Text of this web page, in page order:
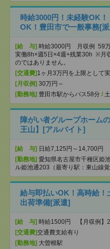
時給3000円！未経験OK
OK！豊田市で一般事務[
[給 与] 時給3000円 月収例 59
実働8h×週5日×4週+残業30h ※月
のではありません。
[交通費] 1ヶ月3万円を上限として
[月収例] 30万円～
[勤務地] 豊田市駅からバス58分 /
障がい者グループホーム
王山】[アルバイト]
[給 与] 日給7,125円～14,700円
[勤務地] 愛知県名古屋市千種区姫
ル姫池通203（最寄り駅：東山線覚
給与即払いOK！高時給！
出荷準備[派遣]
[給 与] 時給1500円 【月収例】
[交通費]交通費支給有り
[勤務地] 大曽根駅